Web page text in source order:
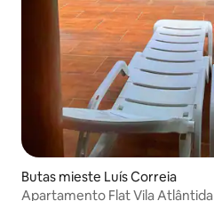
Butas mieste Luís Correia
Apartamento Flat Vila Atlântida